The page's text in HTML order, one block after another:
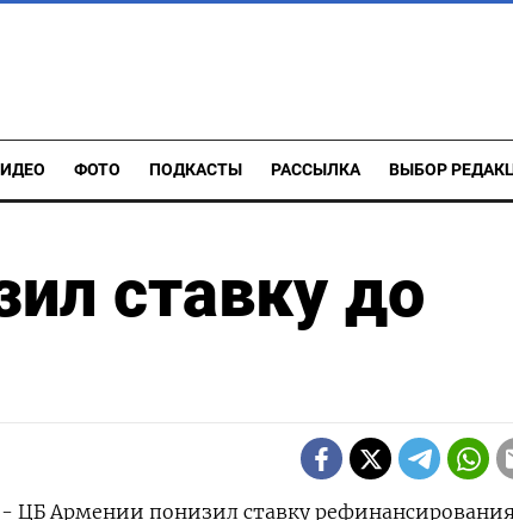
ФОТО ПОДКАСТЫ РАССЫЛКА ВЫБОР
ставку до
ЦБ Армении понизил ставку